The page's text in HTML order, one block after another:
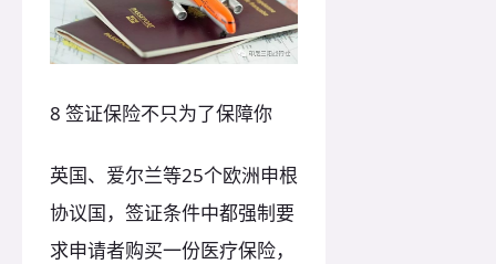
8 签证保险不只为了保障你
英国、爱尔兰等25个欧洲申根
协议国，签证条件中都强制要
求申请者购买一份医疗保险，